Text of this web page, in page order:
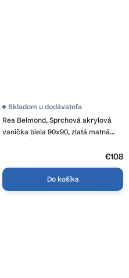
Rea Belmond, Sprchová akrylová
vanička biela 90x90, zlatá matná
Skladom u dodávateľa
€108
Do košíka